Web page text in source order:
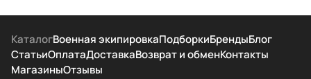
КаталогВоенная экипировкаПодборкиБрендыБлог
СтатьиОплатаДоставкаВозврат и обменКонтакты
МагазиныОтзывы